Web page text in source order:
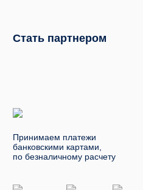
Стать партнером
Принимаем платежи
банковскими картами,
по безналичному расчету